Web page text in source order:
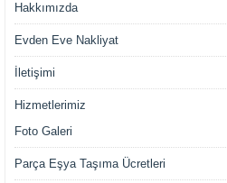
Hakkımızda
Evden Eve Nakliyat
İletişimi
Hizmetlerimiz
Foto Galeri
Parça Eşya Taşıma Ücretleri